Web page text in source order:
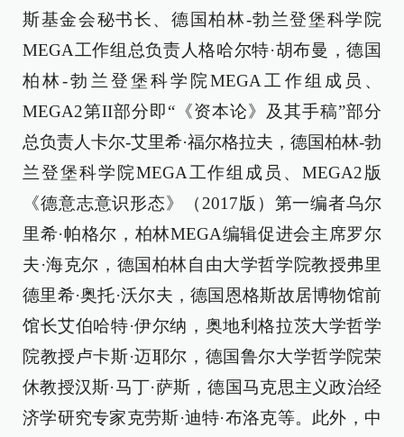
斯基金会秘书长、德国柏林-勃兰登堡科学院
MEGA工作组总负责人格哈尔特·胡布曼，德国
柏林-勃兰登堡科学院MEGA工作组成员、
MEGA2第II部分即“《资本论》及其手稿”部分
总负责人卡尔-艾里希·福尔格拉夫，德国柏林-勃
兰登堡科学院MEGA工作组成员、MEGA2版
《德意志意识形态》（2017版）第一编者乌尔
里希·帕格尔，柏林MEGA编辑促进会主席罗尔
夫·海克尔，德国柏林自由大学哲学院教授弗里
德里希·奥托·沃尔夫，德国恩格斯故居博物馆前
馆长艾伯哈特·伊尔纳，奥地利格拉茨大学哲学
院教授卢卡斯·迈耶尔，德国鲁尔大学哲学院荣
休教授汉斯·马丁·萨斯，德国马克思主义政治经
济学研究专家克劳斯·迪特·布洛克等。此外，中